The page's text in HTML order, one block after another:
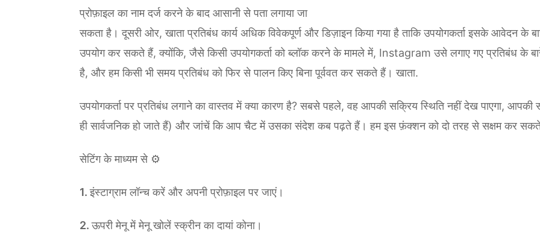
प्रोफ़ाइल का नाम दर्ज करने के बाद आसानी से पता लगाया जा
सकता है। दूसरी ओर, खाता प्रतिबंध कार्य अधिक विवेकपूर्ण और डिज़ाइन किया गया है ताकि उपयोगकर्ता इसके आवेदन
उपयोग कर सकते हैं, क्योंकि, जैसे किसी उपयोगकर्ता को ब्लॉक करने के मामले में, Instagram उसे लगाए गए प्रतिबंध के
है, और हम किसी भी समय प्रतिबंध को फिर से पालन किए बिना पूर्ववत कर सकते हैं। खाता.
उपयोगकर्ता पर प्रतिबंध लगाने का वास्तव में क्या कारण है? सबसे पहले, वह आपकी सक्रिय स्थिति नहीं देख पाएगा, आपकी
ही सार्वजनिक हो जाते हैं) और जांचें कि आप चैट में उसका संदेश कब पढ़ते हैं। हम इस फ़ंक्शन को दो तरह से सक्षम कर
सेटिंग के माध्यम से ⚙️
इंस्टाग्राम लॉन्च करें और अपनी प्रोफ़ाइल पर जाएं।
ऊपरी मेनू में मेनू खोलें स्क्रीन का दायां कोना।